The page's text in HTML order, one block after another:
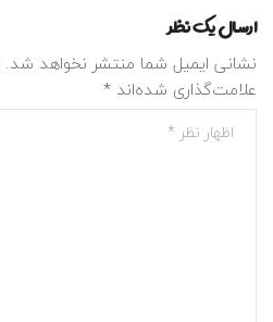
ارسال یک نظر
نشانی ایمیل شما منتشر نخواهد شد.
علامت‌گذاری شده‌اند *